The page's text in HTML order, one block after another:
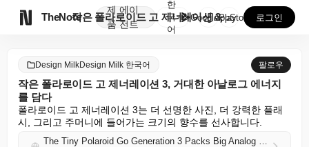
TheNote
제
품
에이
전트
작은 폴라로이드 고 제너레이션 3, 거대한 아날로그 에...
한
국
어
GooglePlay
AppStore 로그인
Design MilkDesign Milk 한국어 팔로우
작은 폴라로이드 고 제너레이션 3, 거대한 아날로그 에너지
를 담다
폴라로이드 고 제너레이션 3는 더 선명한 사진, 더 강력한 플래
시, 그리고 주머니에 들어가는 크기의 향수를 선사합니다.
The Tiny Polaroid Go Generation 3 Packs Big Analog Energy